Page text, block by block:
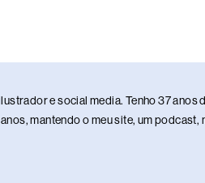
e social media. Tenho 37 anos
mantendo o meu site, um podcast,